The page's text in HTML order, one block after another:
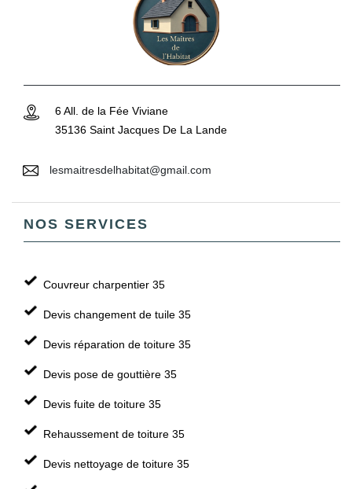
6 All. de la Fée Viviane
35136 Saint Jacques De La Lande
lesmaitresdelhabitat@gmail.com
NOS SERVICES
Couvreur charpentier 35
Devis changement de tuile 35
Devis réparation de toiture 35
Devis pose de gouttière 35
Devis fuite de toiture 35
Rehaussement de toiture 35
Devis nettoyage de toiture 35